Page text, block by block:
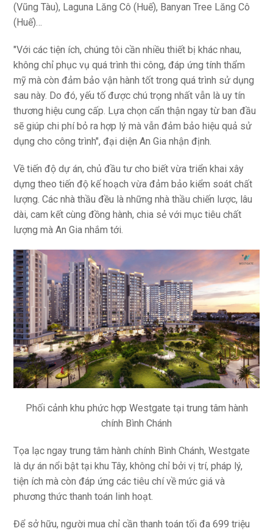
(Vũng Tàu), Laguna Lăng Cô (Huế), Banyan Tree Lăng Cô
(Huế)…
"Với các tiện ích, chúng tôi cần nhiều thiết bị khác nhau,
không chỉ phục vụ quá trình thi công, đáp ứng tính thẩm
mỹ mà còn đảm bảo vận hành tốt trong quá trình sử dụng
sau này. Do đó, yếu tố được chú trọng nhất vẫn là uy tín
thương hiệu cung cấp. Lựa chọn cẩn thận ngay từ ban đầu
sẽ giúp chi phí bỏ ra hợp lý mà vẫn đảm bảo hiệu quả sử
dụng cho công trình", đại diện An Gia nhận định.
Về tiến độ dự án, chủ đầu tư cho biết vừa triển khai xây
dựng theo tiến độ kế hoạch vừa đảm bảo kiểm soát chất
lượng. Các nhà thầu đều là những nhà thầu chiến lược, lâu
dài, cam kết cùng đồng hành, chia sẻ với mục tiêu chất
lượng mà An Gia nhắm tới.
Phối cảnh khu phức hợp Westgate tại trung tâm hành
chính Bình Chánh
Tọa lạc ngay trung tâm hành chính Bình Chánh, Westgate
là dự án nổi bật tại khu Tây, không chỉ bởi vị trí, pháp lý,
tiện ích mà còn đáp ứng các tiêu chí về mức giá và
phương thức thanh toán linh hoạt.
Để sở hữu, người mua chỉ cần thanh toán tối đa 699 triệu